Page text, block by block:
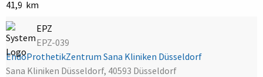
41,9 km
EPZ
EPZ-039
EndoProthetikZentrum Sana Kliniken Düsseldorf
Sana Kliniken Düsseldorf, 40593 Düsseldorf